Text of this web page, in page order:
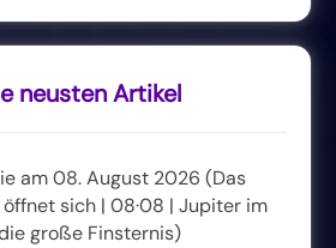
neusten Artikel
am 08. August 2026 (Das
öffnet sich | 08·08 | Jupiter im
große Finsternis)